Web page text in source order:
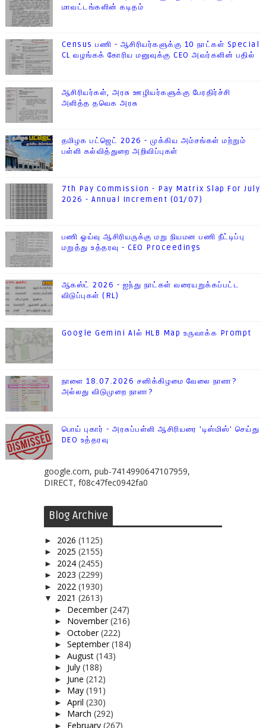
மாவட்டங்களின் கடிதம்
Census பணி - ஆசிரியர்களுக்கு 10 நாட்கள் Special
CL வழங்கக் கோரிய மனுவுக்கு CEO அவர்களின் பதில்
ஆசிரியர்கள், அரசு ஊழியர்களுக்கு பேரதிர்ச்சி
அளித்த தவெக அரசு
தமிழக பட்ஜெட் 2026 - முக்கிய அம்சங்கள் மற்றும்
பள்ளி கல்வித்துறை அறிவிப்புகள்
7th Pay Commission - Pay Matrix Slap For July
2026 - Annual Increment (01/07)
பணி ஓய்வு ஆசிரியருக்கு மறு நியமன பணி நீட்டிப்பு
மறுத்து உத்தரவு - CEO Proceedings
ஆகஸ்ட் 2026 - ஐந்து நாட்கள் வரையறுக்கப்பட்ட
விடுப்புகள் (RL)
Google Gemini AIல் HLB Map உருவாக்க Prompt
நாளை 18.07.2026 சனிக்கிழமை வேலை நாளா?
அல்லது விடுமுறை நாளா?
பொய் புகார் - அரசுப்பள்ளி ஆசிரியரை 'டிஸ்மிஸ்' செய்து
DEO உத்தரவு
google.com, pub-7414990647107959,
DIRECT, f08c47fec0942fa0
Blog Archive
► 2026 (1125)
► 2025 (2155)
► 2024 (2455)
► 2023 (2299)
► 2022 (1930)
▼ 2021 (2613)
► December(247)
► November(216)
► October(222)
► September(184)
► August (143)
► July (188)
► June (212)
► May (191)
► April (230)
► March (292)
► February (267)